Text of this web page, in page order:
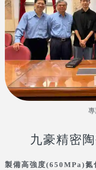
九豪精密
製備高強度(650MPa)氮